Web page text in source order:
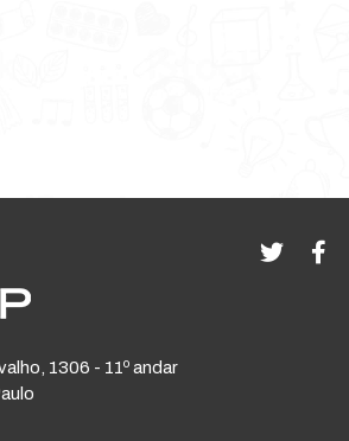
1306 - 11º andar